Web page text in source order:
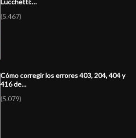
Lucchetti:…
(5.467)
Cómo corregir los errores 403, 204, 404 y
416 de…
(5.079)